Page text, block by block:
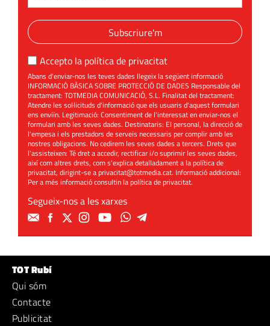
Subscriure'm
Accepto la política de privacitat
Abans d'enviar-nos les teves dades llegeix la següent informació
INFORMACIÓ BÀSICA SOBRE PROTECCIÓ DE DADES Responsable del
tractament: TOTMEDIA COMUNICACIÓ, S.L. Finalitat del tractament:
Atendre les sol·licituds d'informació que els usuaris d'aquest formulari
ens enviïn. Legitimació: Consentiment de l'interessat en enviar-nos el
formulari amb les seves dades. Destinataris: El personal, la direcció de
l'empesa i els prestadors de serveis necessaris per complir amb les
nostres obligacions. No cedirem les seves dades a tercers. Drets que
l'assisteixen: Té dret a accedir, rectificar i/o suprimir les seves dades,
així com altres drets, com s'explica detalladament a la política de
privacitat, dirigint-se aprivacitat@totmedia.cat. Informació addicional:
Per a més informació consultin lapolítica de privacitat.
Segueix-nos a les xarxes
TOT Rubí
Qui sóm
Contacte
Publicitat